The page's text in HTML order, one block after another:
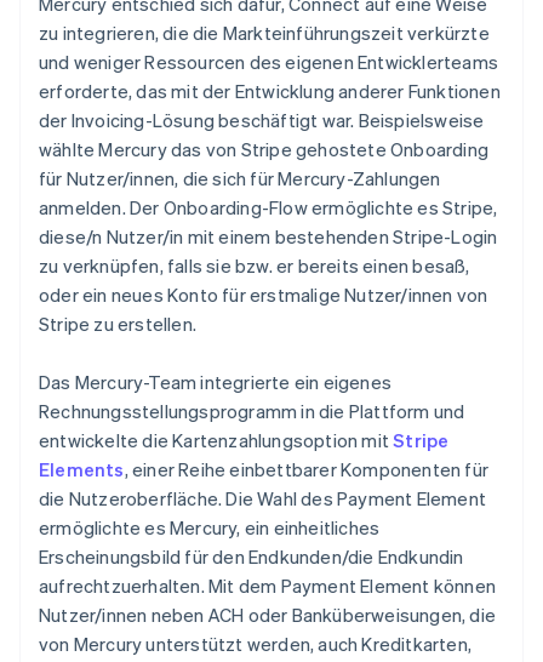
zu integrieren, die die Markteinführungszeit verkürzte
und weniger Ressourcen des eigenen Entwicklerteams
erforderte, das mit der Entwicklung anderer Funktionen
der Invoicing-Lösung beschäftigt war. Beispielsweise
wählte Mercury das von Stripe gehostete Onboarding
für Nutzer/innen, die sich für Mercury-Zahlungen
anmelden. Der Onboarding-Flow ermöglichte es Stripe,
diese/n Nutzer/in mit einem bestehenden Stripe-Login
zu verknüpfen, falls sie bzw. er bereits einen besaß,
oder ein neues Konto für erstmalige Nutzer/innen von
Stripe zu erstellen.
Das Mercury-Team integrierte ein eigenes
Rechnungsstellungsprogramm in die Plattform und
entwickelte die Kartenzahlungsoption mitStripe
Elements, einer Reihe einbettbarer Komponenten für
die Nutzeroberfläche. Die Wahl des Payment Element
ermöglichte es Mercury, ein einheitliches
Erscheinungsbild für den Endkunden/die Endkundin
aufrechtzuerhalten. Mit dem Payment Element können
Nutzer/innen neben ACH oder Banküberweisungen, die
von Mercury unterstützt werden, auch Kreditkarten,